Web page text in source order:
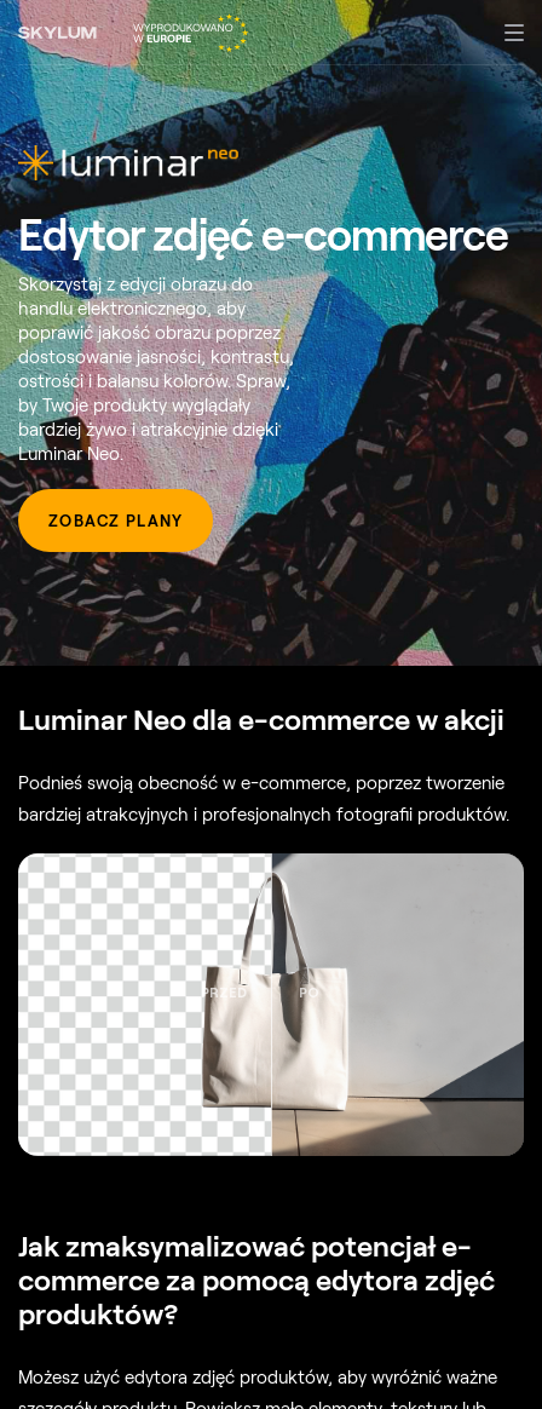
Edytor zdjęće-commerce
Skorzystaj z edycji obrazu do
handlu elektronicznego, aby
poprawić jakość obrazu poprzez
dostosowanie jasności, kontrastu,
ostrości i balansu kolorów. Spraw,
by Twoje produkty wyglądały
bardziej żywo i atrakcyjnie dzięki
Luminar Neo.
ZOBACZ PLANY
Luminar Neo dla e-commerce w akcji
Podnieś swoją obecność w e-commerce, poprzez tworzenie
bardziej atrakcyjnych i profesjonalnych fotografii produktów.
PRZED PO
Jak zmaksymalizować potencjał e-
commerce za pomocą edytora zdjęć
produktów?
Możesz użyć edytora zdjęć produktów, aby wyróżnić ważne